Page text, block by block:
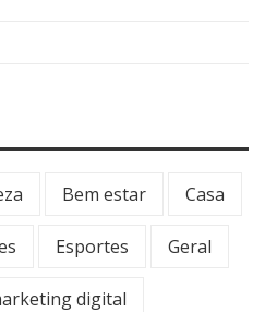
Bem estar Casa
Esportes Geral
digital